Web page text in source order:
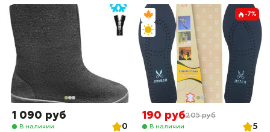
1 090 руб
В наличии
0
-7%
190 руб205 руб
В наличии
5